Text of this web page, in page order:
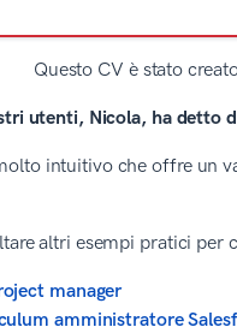
Questo CV è stato
utenti, Nicola, ha detto
intuitivo che offre un
altri esempi pratici per
manager
amministratore